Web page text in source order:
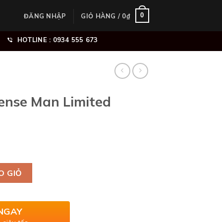
ĐĂNG NHẬP GIỎ HÀNG / 0₫ 0
HOTLINE : 0934 555 673
Man Limited
Edition Parfum số lượng
GIỎ